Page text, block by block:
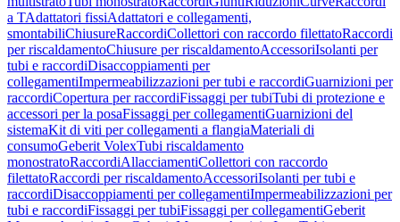
a TAdattatori fissiAdattatori e collegamenti,
smontabiliChiusureRaccordiCollettori con raccordo filettatoRaccordi
per riscaldamentoChiusure per riscaldamentoAccessoriIsolanti per
tubi e raccordiDisaccoppiamenti per
collegamentiImpermeabilizzazioni per tubi e raccordiGuarnizioni per
raccordiCopertura per raccordiFissaggi per tubiTubi di protezione e
accessori per la posaFissaggi per collegamentiGuarnizioni del
sistemaKit di viti per collegamenti a flangiaMateriali di
consumoGeberit VolexTubi riscaldamento
monostratoRaccordiAllacciamentiCollettori con raccordo
filettatoRaccordi per riscaldamentoAccessoriIsolanti per tubi e
raccordiDisaccoppiamenti per collegamentiImpermeabilizzazioni per
tubi e raccordiFissaggi per tubiFissaggi per collegamentiGeberit